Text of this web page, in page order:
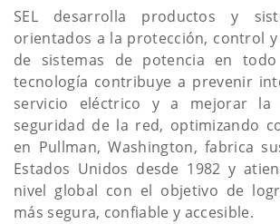
SEL desarrolla productos y
orientados a la protección, control
de sistemas de potencia en
tecnología contribuye a prevenir
servicio eléctrico y a mejorar la
seguridad de la red, optimizando
en Pullman, Washington, fabrica
Estados Unidos desde 1982 y
nivel global con el objetivo de
más segura, confiable y accesible.